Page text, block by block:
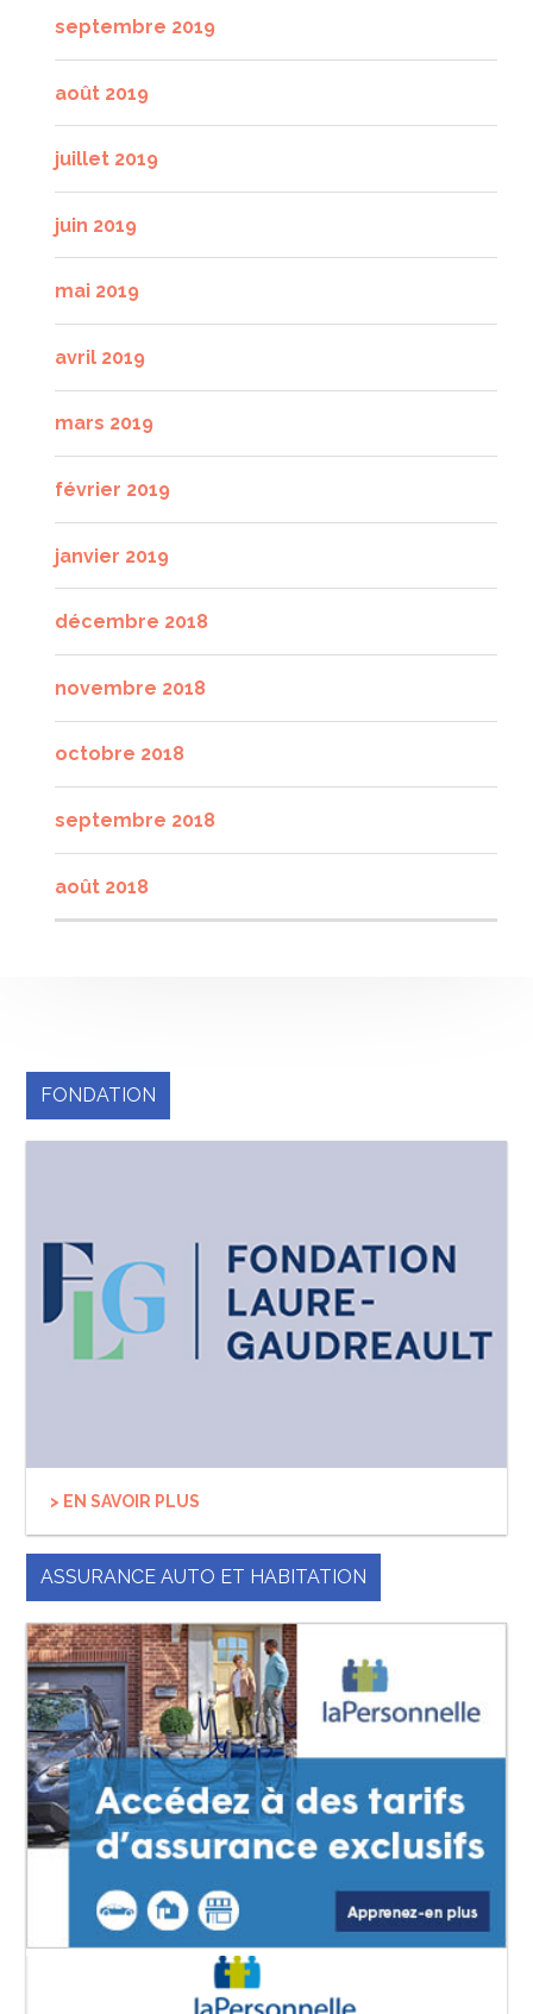
septembre 2019
août 2019
juillet 2019
juin 2019
mai 2019
avril 2019
mars 2019
février 2019
janvier 2019
décembre 2018
novembre 2018
octobre 2018
septembre 2018
août 2018
FONDATION
> EN SAVOIR PLUS
ASSURANCE AUTO ET HABITATION